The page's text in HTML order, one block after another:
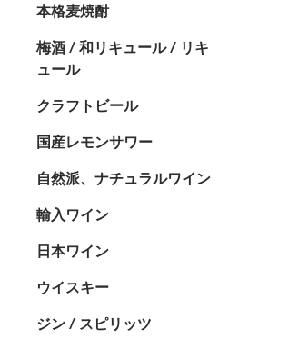
本格麦焼酎
梅酒 / 和リキュール / リキ
ュール
クラフトビール
国産レモンサワー
自然派、ナチュラルワイン
輸入ワイン
日本ワイン
ウイスキー
ジン / スピリッツ